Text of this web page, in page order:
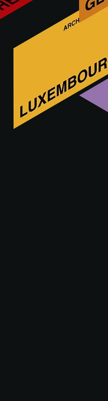
Sto Belgium,
technologisch
breed assortiment